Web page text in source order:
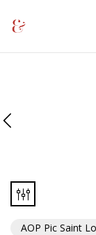
AOP Pic Saint